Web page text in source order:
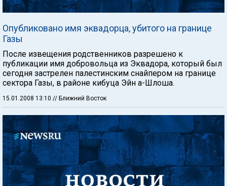
Опубликовано имя эквадорца, убитого на границе
Газы
После извещения родственников разрешено к
публикации имя добровольца из Эквадора, который был
сегодня застрелен палестинским снайпером на границе
сектора Газы, в районе кибуца Эйн а-Шлоша.
15.01.2008 13:10 // Ближний Восток